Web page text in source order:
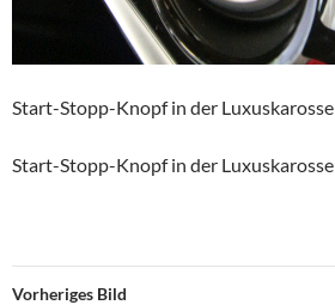
Start-Stopp-Knopf in der Luxuskarosse
Start-Stopp-Knopf in der Luxuskarosse
Vorheriges Bild